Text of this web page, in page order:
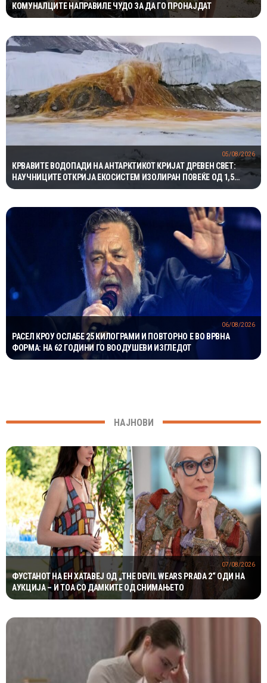
КОМУНАЛЦИТЕ НАПРАВИЛЕ ЧУДО ЗА ДА ГО ПРОНАЈДАТ
КРВАВИТЕ ВОДОПАДИ НА АНТАРКТИКОТ КРИЈАТ ДРЕВЕН СВЕТ:
НАУЧНИЦИТЕ ОТКРИЈА ЕКОСИСТЕМ ИЗОЛИРАН ПОВЕЌЕ ОД 1,5
МИЛИОНИ ГОДИНИ
05/08/2026
РАСЕЛ КРОУ ОСЛАБЕ 25 КИЛОГРАМИ И ПОВТОРНО Е ВО ВРВНА
ФОРМА: НА 62 ГОДИНИ ГО ВООДУШЕВИ ИЗГЛЕДОТ
06/08/2026
НАЈНОВИ
ФУСТАНОТ НА ЕН ХАТАВЕЈ ОД „THE DEVIL WEARS PRADA 2“ ОДИ НА
АУКЦИЈА – И ТОА СО ДАМКИТЕ ОД СНИМАЊЕТО
07/08/2026